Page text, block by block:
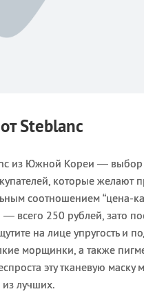
Steblanc
из Южной Кореи — выбор
которые желают
соотношением “цена-
— всего 250 рублей, зато
на лице упругость и
морщинки, а также
эту тканевую маску
лучших.